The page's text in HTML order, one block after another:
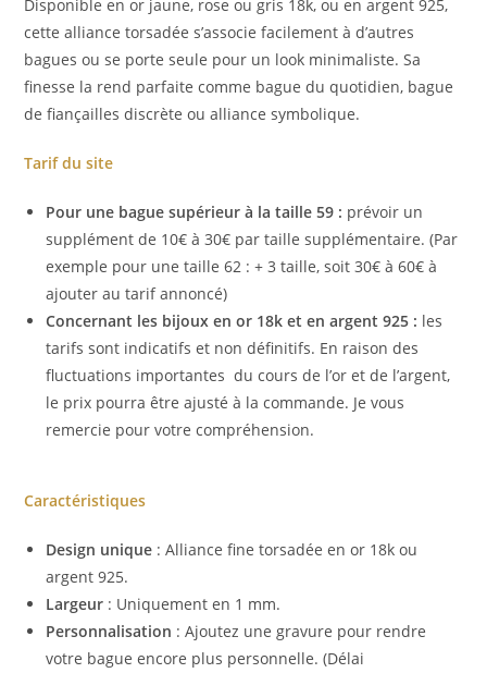
Disponible en or jaune, rose ou gris 18k, ou en argent 925,
cette alliance torsadée s’associe facilement à d’autres
bagues ou se porte seule pour un look minimaliste. Sa
finesse la rend parfaite comme bague du quotidien, bague
de fiançailles discrète ou alliance symbolique.
Tarif du site
Pour une bague supérieur à la taille 59 : prévoir un
supplément de 10€ à 30€ par taille supplémentaire. (Par
exemple pour une taille 62 : + 3 taille, soit 30€ à 60€ à
ajouter au tarif annoncé)
Concernant les bijoux en or 18k et en argent 925 : les
tarifs sont indicatifs et non définitifs. En raison des
fluctuations importantes du cours de l’or et de l’argent,
le prix pourra être ajusté à la commande. Je vous
remercie pour votre compréhension.
Caractéristiques
Design unique : Alliance fine torsadée en or 18k ou
argent 925.
Largeur : Uniquement en 1 mm.
Personnalisation : Ajoutez une gravure pour rendre
votre bague encore plus personnelle. (Délai